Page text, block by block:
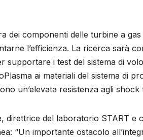
dei componenti delle turbine a
l’efficienza. La ricerca sarà
supportare i test del sistema di
ai materiali del sistema di
un’elevata resistenza agli shock
direttrice del laboratorio START e
“Un importante ostacolo